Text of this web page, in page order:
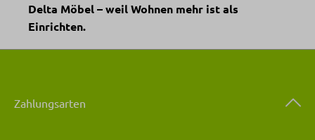
Delta Möbel – weil Wohnen mehr ist als
Einrichten.
Zahlungsarten